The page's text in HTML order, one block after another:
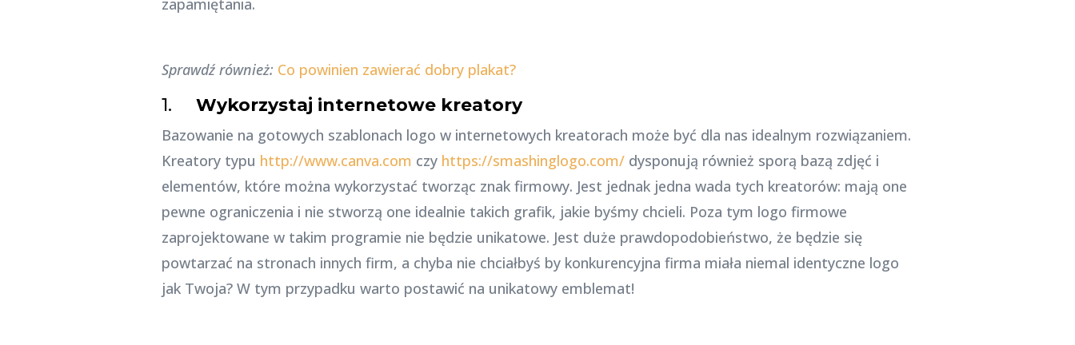
zapamiętania.
Sprawdź również: Co powinien zawierać dobry plakat?
1. Wykorzystaj internetowe kreatory
Bazowanie na gotowych szablonach logo w internetowych kreatorach może być dla nas idealnym rozwiązaniem.
Kreatory typu http://www.canva.com czy https://smashinglogo.com/dysponują również sporą bazą zdjęć i
elementów, które można wykorzystać tworząc znak firmowy. Jest jednak jedna wada tych kreatorów: mają one
pewne ograniczenia i nie stworzą one idealnie takich grafik, jakie byśmy chcieli. Poza tym logo firmowe
zaprojektowane w takim programie nie będzie unikatowe. Jest duże prawdopodobieństwo, że będzie się
powtarzać na stronach innych firm, a chyba nie chciałbyś by konkurencyjna firma miała niemal identyczne logo
jak Twoja? W tym przypadku warto postawić na unikatowy emblemat!